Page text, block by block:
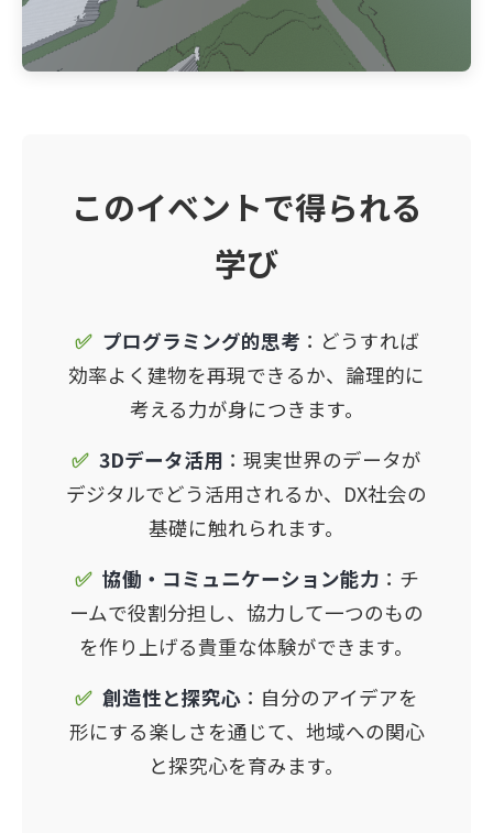
このイベントで得られる
学び
✅ プログラミング的思考 ：どうすれば
効率よく建物を再現できるか、論理的に
考える力が身につきます。
✅ 3Dデータ活用 ：現実世界のデータが
デジタルでどう活用されるか、DX社会の
基礎に触れられます。
✅ 協働・コミュニケーション能力 ：チ
ームで役割分担し、協力して一つのもの
を作り上げる貴重な体験ができます。
✅ 創造性と探究心 ：自分のアイデアを
形にする楽しさを通じて、地域への関心
と探究心を育みます。